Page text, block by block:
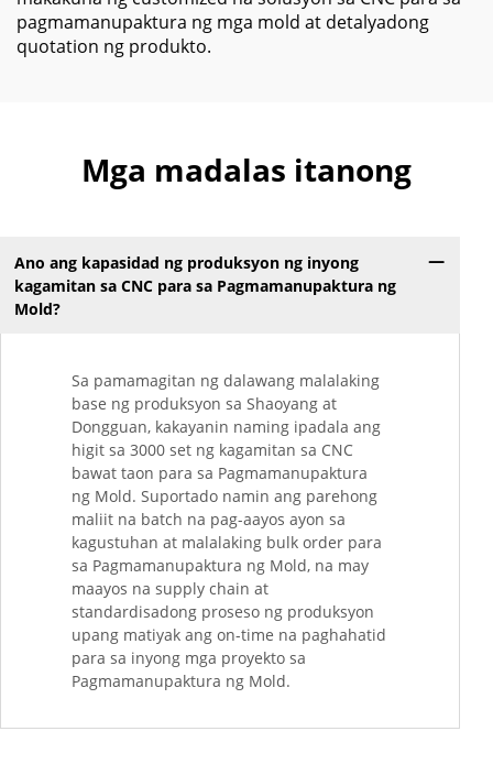
pagmamanupaktura ng mga mold at detalyadong
quotation ng produkto.
Mga madalas itanong
Ano ang kapasidad ng produksyon ng inyong
kagamitan sa CNC para sa Pagmamanupaktura ng
Mold?
Sa pamamagitan ng dalawang malalaking
base ng produksyon sa Shaoyang at
Dongguan, kakayanin naming ipadala ang
higit sa 3000 set ng kagamitan sa CNC
bawat taon para sa Pagmamanupaktura
ng Mold. Suportado namin ang parehong
maliit na batch na pag-aayos ayon sa
kagustuhan at malalaking bulk order para
sa Pagmamanupaktura ng Mold, na may
maayos na supply chain at
standardisadong proseso ng produksyon
upang matiyak ang on-time na paghahatid
para sa inyong mga proyekto sa
Pagmamanupaktura ng Mold.